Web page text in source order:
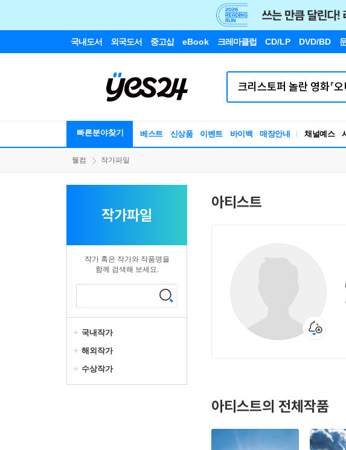
국내도서 외국도서 중고샵 eBook 크레마클럽 CD/LP DVD/BD
빠른분야찾기 베스트 신상품 이벤트 바이백 매장안내 채널예스
웰컴 작가파일
작가파일
작가 혹은 작가와 작품명을
함께 검색해 보세요.
국내작가
해외작가
수상작가
아티스트
아티스트의 전체작품